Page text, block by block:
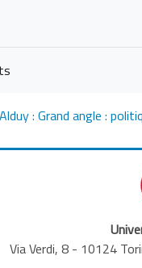
: Grand angle :
Via Verdi, 8 - 10124